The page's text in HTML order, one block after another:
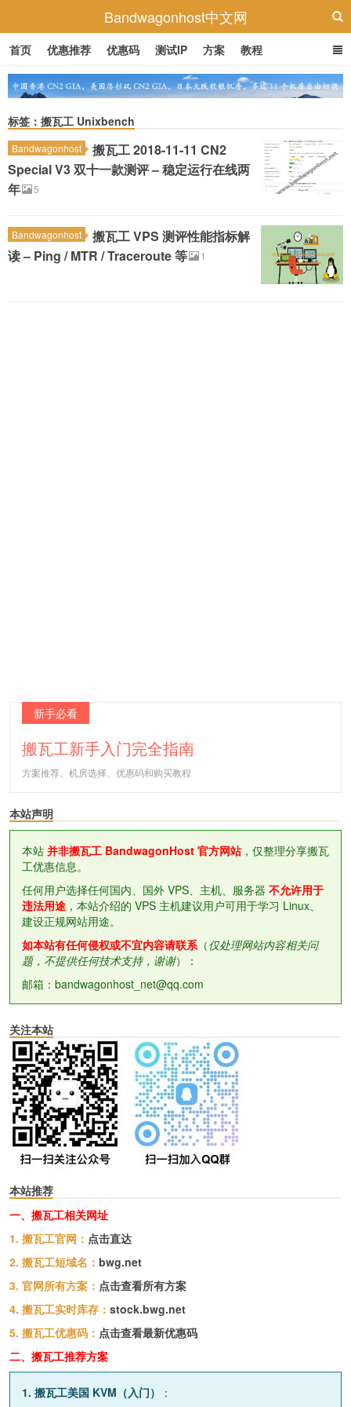
Bandwagonhost中文网
首页 优惠推荐 优惠码 测试IP 方案 教程
标签：搬瓦工 Unixbench
Bandwagonhost
搬瓦工 2018-11-11 CN2
Special V3 双十一款测评 – 稳定运行在线两
年
5
Bandwagonhost
搬瓦工 VPS 测评性能指标解
读 – Ping / MTR / Traceroute 等
1
新手必看
搬瓦工新手入门完全指南
方案推荐、机房选择、优惠码和购买教程
本站声明
本站 并非搬瓦工 BandwagonHost 官方网站，仅整理分享搬瓦
工优惠信息。
任何用户选择任何国内、国外 VPS、主机、服务器 不允许用于
违法用途 ，本站介绍的 VPS 主机建议用户可用于学习 Linux、
建设正规网站用途。
如本站有任何侵权或不宜内容请联系（仅处理网站内容相关问
题，不提供任何技术支持，谢谢）：
邮箱：bandwagonhost_net@qq.com
关注本站
本站推荐
一、搬瓦工相关网址
1. 搬瓦工官网： 点击直达
2. 搬瓦工短域名： bwg.net
3. 官网所有方案： 点击查看所有方案
4. 搬瓦工实时库存： stock.bwg.net
5. 搬瓦工优惠码： 点击查看最新优惠码
二、搬瓦工推荐方案
1. 搬瓦工美国 KVM（入门） ：